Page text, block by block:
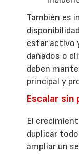
También es
estar activo
dañados o
deben
principal y
Escalar sin
El
duplicar
ampliar un